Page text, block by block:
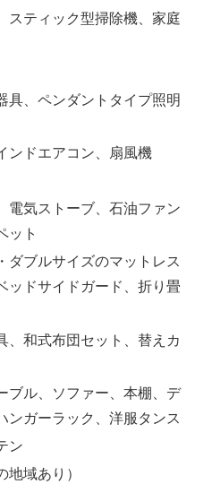
スティック型掃除機、家庭
具、ペンダントタイプ照明
ンドエアコン、扇風機
電気ストーブ、石油ファン
ット
ダブルサイズのマットレス
ッドサイドガード、折り畳
、和式布団セット、替えカ
ブル、ソファー、本棚、デ
ンガーラック、洋服タンス
ン
地域あり）